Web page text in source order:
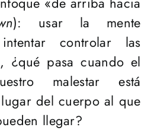
): usar la mente
controlar las
¿qué pasa cuando el
malestar está
del cuerpo al que
llegar?